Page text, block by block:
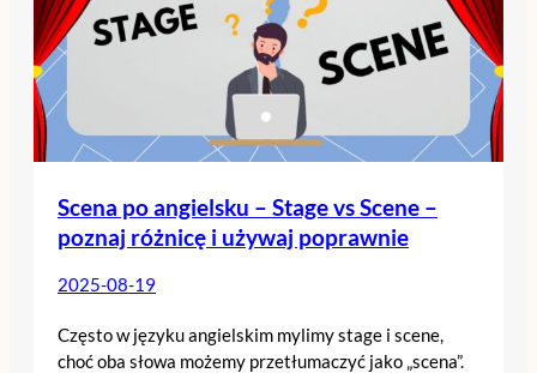
Scena po angielsku – Stage vs Scene –
poznaj różnicę i używaj poprawnie
2025-08-19
Często w języku angielskim mylimy stage i scene,
choć oba słowa możemy przetłumaczyć jako „scena”.